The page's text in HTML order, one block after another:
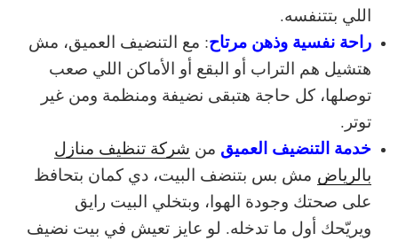
اللي بتتنفسه.
راحة نفسية وذهن مرتاح: مع التنضيف العميق، مش
هتشيل هم التراب أو البقع أو الأماكن اللي صعب
توصلها، كل حاجة هتبقى نضيفة ومنظمة ومن غير
توتر.
خدمة التنضيف العميق من شركة تنظيف منازل
بالرياض مش بس بتنضف البيت، دي كمان بتحافظ
على صحتك وجودة الهوا، وبتخلي البيت رايق
ويريّحك أول ما تدخله. لو عايز تعيش في بيت نضيف